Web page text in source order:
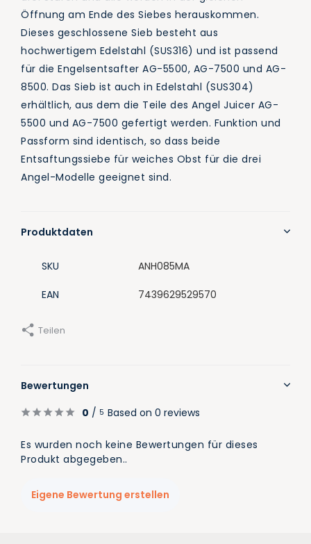
Öffnung am Ende des Siebes herauskommen.
Dieses geschlossene Sieb besteht aus
hochwertigem Edelstahl (SUS316) und ist passend
für die Engelsentsafter AG-5500, AG-7500 und AG-
8500. Das Sieb ist auch in Edelstahl (SUS304)
erhältlich, aus dem die Teile des Angel Juicer AG-
5500 und AG-7500 gefertigt werden. Funktion und
Passform sind identisch, so dass beide
Entsaftungssiebe für weiches Obst für die drei
Angel-Modelle geeignet sind.
Produktdaten
SKU ANH085MA
EAN 7439629529570
Teilen
Bewertungen
0 / 5 Based on 0 reviews
Es wurden noch keine Bewertungen für dieses
Produkt abgegeben..
Eigene Bewertung erstellen